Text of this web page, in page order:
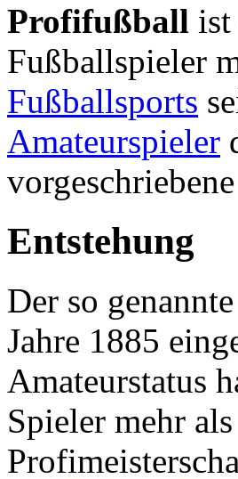
Profifußball ist
Fußballspieler
Fußballsports
Amateurspieler
Entstehung
Der so
Jahre 1885
Amateurstatus
Spieler mehr